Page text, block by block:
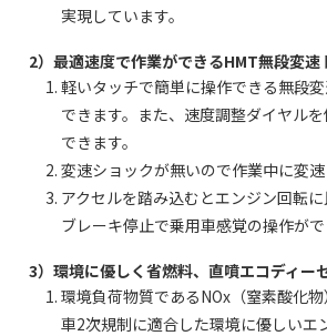
実現しています。
2）最適速度で作業ができるHMT無段変速
軽いタッチで簡単に操作できる無段
できます。また、速度調整ダイヤル
できます。
変速ショックが無いので作業中に変
アクセルを踏み込むとエンジン回転
ブレーキ停止で乗用車感覚の操作が
3）環境に優しく省燃料、直噴エコディー
環境負荷物質であるNOx（窒素酸化
車2次規制に適合した環境に優しいエ